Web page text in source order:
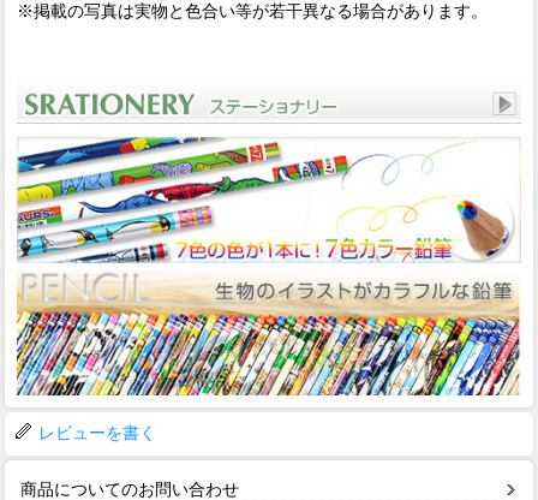
※掲載の写真は実物と色合い等が若干異なる場合があります。
レビューを書く
商品についてのお問い合わせ